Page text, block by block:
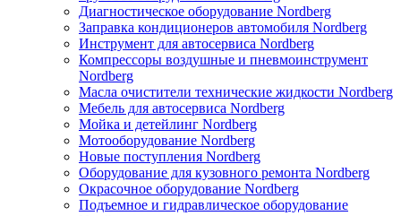
Диагностическое оборудование Nordberg
Заправка кондиционеров автомобиля Nordberg
Инструмент для автосервиса Nordberg
Компрессоры воздушные и пневмоинструмент
Nordberg
Масла очистители технические жидкости Nordberg
Мебель для автосервиса Nordberg
Мойка и детейлинг Nordberg
Мотооборудование Nordberg
Новые поступления Nordberg
Оборудование для кузовного ремонта Nordberg
Окрасочное оборудование Nordberg
Подъемное и гидравлическое оборудование